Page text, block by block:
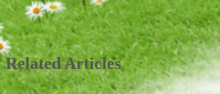
Related Articles